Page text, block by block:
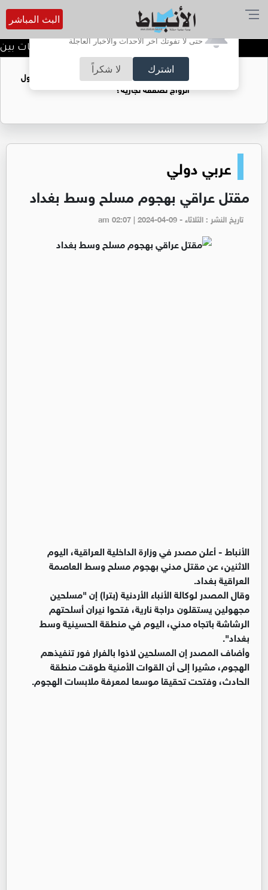
أترغب في تفعيل الإشعارات؟
حتى لا تفوتك آخر الأحداث والأخبار العاجلة
اشترك لا شكراً
البث المباشر
الدويري يؤكد عمق العلاقات بين
فتيات يستغللنه لتحقيق مكاسب مادية.. هل تحول
الزواج لصفقة تجارية؟
عربي دولي
مقتل عراقي بهجوم مسلح وسط بغداد
تاريخ النشر : الثلاثاء - am 02:07 | 2024-04-09
الأنباط -أعلن مصدر في وزارة الداخلية العراقية، اليوم
الاثنين، عن مقتل مدني بهجوم مسلح وسط العاصمة
العراقية بغداد.
وقال المصدر لوكالة الأنباء الأردنية (بترا) إن "مسلحين
مجهولين يستقلون دراجة نارية، فتحوا نيران أسلحتهم
الرشاشة باتجاه مدني، اليوم في منطقة الحسينية وسط
بغداد".
وأضاف المصدر إن المسلحين لاذوا بالفرار فور تنفيذهم
الهجوم، مشيرا إلى أن القوات الأمنية طوقت منطقة
الحادث، وفتحت تحقيقا موسعا لمعرفة ملابسات الهجوم.